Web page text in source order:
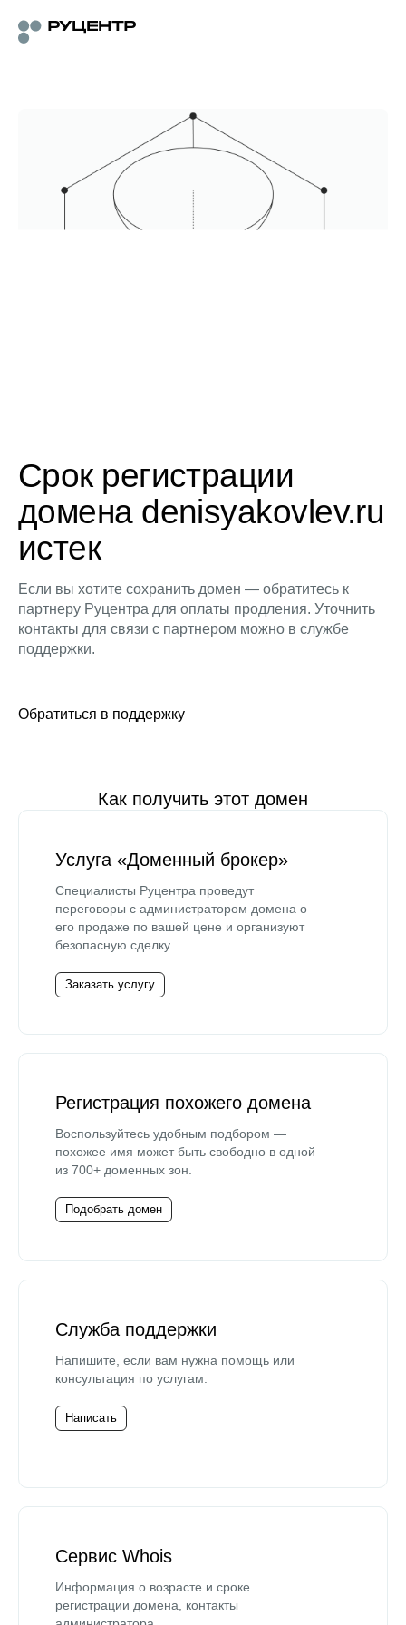
Срок регистрации
домена denisyakovlev.ru
истек
Если вы хотите сохранить домен — обратитесь к
партнеру Руцентра для оплаты продления. Уточнить
контакты для связи с партнером можно в службе
поддержки.
Обратиться в поддержку
Как получить этот домен
Услуга «Доменный брокер»
Специалисты Руцентра проведут
переговоры с администратором домена о
его продаже по вашей цене и организуют
безопасную сделку.
Заказать услугу
Регистрация похожего домена
Воспользуйтесь удобным подбором —
похожее имя может быть свободно в одной
из 700+ доменных зон.
Подобрать домен
Служба поддержки
Напишите, если вам нужна помощь или
консультация по услугам.
Написать
Сервис Whois
Информация о возрасте и сроке
регистрации домена, контакты